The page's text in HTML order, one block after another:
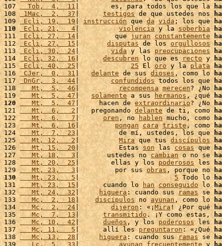
107
  Tob,  4,  11
|        es, para todos los que la
108 1Mac,  2,  37| testigos de que ustedes nos
109 Ecli, 19,  19 | instrucción que da vida ; los que
110
Ecli, 21,   4 | violencia y la soberbia
111
Ecli, 27,  14 |         que juran constantemente
112
Ecli, 27,  15 | disputas de los orgullosos
113 Ecli, 30,  24 | vida y las preocupaciones
114 Ecli, 32,  16| descubren lo que es recto y
115 Ecli, 40,  25 | 25 El oro y la plata
116 CJer,  0,  31| delante de sus dioses , como lo
117 DnGr,  3,  44 | confundidos todos los que
118
   Mt,  5,  46
| recompensa merecen? ¿No
119
   Mt,  5,  47
| solamente a sus hermanos , ¿qué
120
   Mt,  5,  47
|     hacen de extraordinario? ¿No
121
   Mt,  6,   2
|   pregonando delante de ti, como
122
   Mt,  6,   7
| oren , no hablen mucho, como
123
   Mt,  6,  16
| pongan cara triste, como
124
   Mt,  7,  23
|          de mí, ustedes, los que
125
   Mt, 12,   2
| Mira que tus discípulos
126
   Mt, 15,  20
|          Estas son las cosas que
127
   Mt, 18,   3
|       ustedes no cambian o no se
128
   Mt, 20,  25
|        ellas y los poderosos les
129
   Mt, 23,   3
|         por sus obras , porque no
130
   Mt, 23,   5
| 5 Todo lo
131
   Mt, 23,  15
|      cuando lo han conseguido lo
132
   Mt, 24,  32
| higuera : cuando sus ramas se
133
   Mc,  2,  18
| discípulos no ayunan , como lo
134
   Mc,  2,  24
| dijeron : «¡ Mira ! ¿Por qué
135
   Mc,  7,  13
| transmitido . ¡Y como estas,
136
   Mc, 10,  42
| dueños , y los poderosos les
137
   Mc, 11,   5
|      allí les preguntaron : «¿Qué
138
   Mc, 13,  28
| higuera : cuando sus ramas se
139
   Lc,  5,  33
| ayunan frecuentemente y